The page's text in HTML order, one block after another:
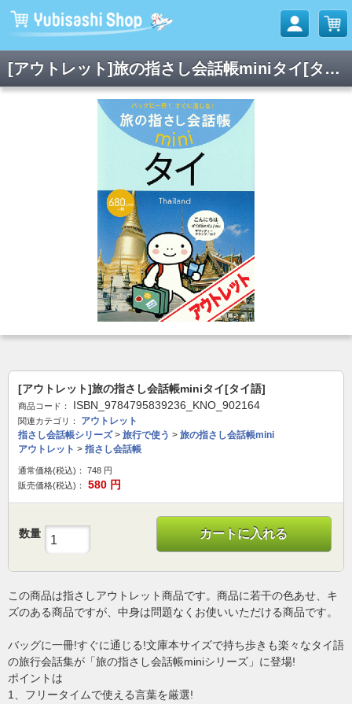
[アウトレット]旅の指さし会話帳miniタイ[タイ語]
[アウトレット]旅の指さし会話帳miniタイ[タイ語]
商品コード： ISBN_9784795839236_KNO_902164
関連カテゴリ：
アウトレット
指さし会話帳シリーズ> 旅行で使う > 旅の指さし会話帳mini
アウトレット > 指さし会話帳
通常価格(税込)： 748 円
販売価格(税込)：
580 円
数量 カートに入れる
この商品は指さしアウトレット商品です。商品に若干の色あせ、キ
ズのある商品ですが、中身は問題なくお使いいただける商品です。
バッグに一冊!すぐに通じる!文庫本サイズで持ち歩きも楽々なタイ語
の旅行会話集が「旅の指さし会話帳miniシリーズ」に登場!
ポイントは
1、フリータイムで使える言葉を厳選!